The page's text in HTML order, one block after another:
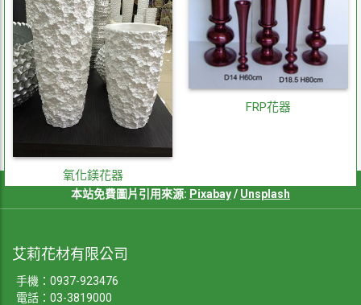
FRP花器
氧化鎂花器
本站免費圖片引用來源: Pixabay/ Unsplash
艾莉花材有限公司
手機： 0937-923476
電話： 03-3819000